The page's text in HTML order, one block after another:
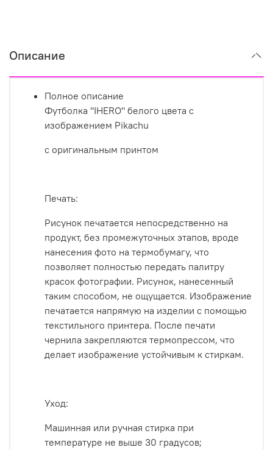
Описание
Полное описание
Футболка "IHERO" белого цвета с
изображением Pikachu
с оригинальным принтом
Печать:
Рисунок печатается непосредственно на
продукт, без промежуточных этапов, вроде
нанесения фото на термобумагу, что
позволяет полностью передать палитру
красок фотографии. Рисунок, нанесенный
таким способом, не ощущается. Изображение
печатается напрямую на изделии с помощью
текстильного принтера. После печати
чернила закрепляются термопрессом, что
делает изображение устойчивым к стиркам.
Уход:
Машинная или ручная стирка при
температуре не выше 30 градусов;